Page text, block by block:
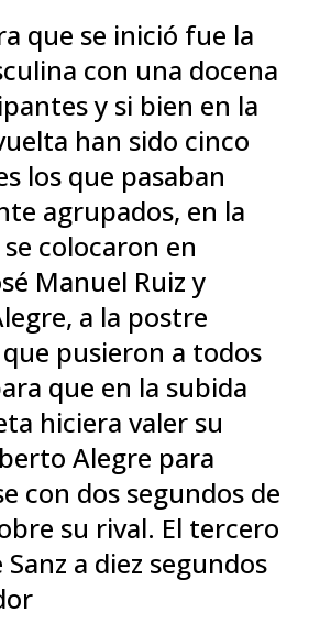
que se inició fue la
con una docena
y si bien en la
han sido cinco
los que pasaban
agrupados, en la
colocaron en
Manuel Ruiz y
a la postre
pusieron a todos
que en la subida
hiciera valer su
Alegre para
con dos segundos de
su rival. El tercero
Sanz a diez segundos